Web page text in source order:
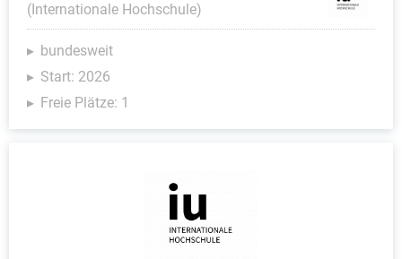
(Internationale Hochschule)
bundesweit
Start: 2026
Freie Plätze: 1